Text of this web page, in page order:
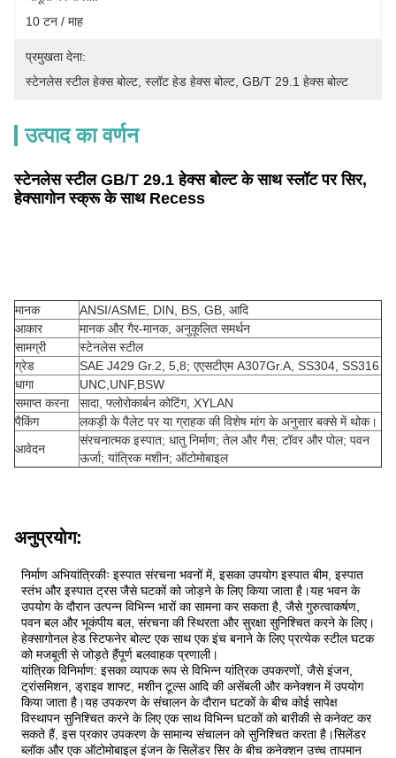
10 टन / माह
प्रमुखता देना:
स्टेनलेस स्टील हेक्स बोल्ट स्लॉट हेड हेक्स बोल्ट GB/T 29.1 हेक्स बोल्ट
उत्पाद का वर्णन
स्टेनलेस स्टील GB/T 29.1 हेक्स बोल्ट के साथ स्लॉट पर सिर,
हेक्सागोन स्क्रू के साथ Recess
मानक
ANSI/ASME, DIN, BS, GB, आदि
आकार
मानक और गैर-मानक, अनुकूलित समर्थन
सामग्री
स्टेनलेस स्टील
ग्रेड
SAE J429 Gr.2, 5,8; एएसटीएम A307Gr.A, SS304, SS316
धागा
UNC,UNF,BSW
समाप्त करना
सादा, फ्लोरोकार्बन कोटिंग, XYLAN
पैकिंग
लकड़ी के पैलेट पर या ग्राहक की विशेष मांग के अनुसार बक्से में थोक।
आवेदन
संरचनात्मक इस्पात; धातु निर्माण; तेल और गैस; टॉवर और पोल; पवन
ऊर्जा; यांत्रिक मशीन; ऑटोमोबाइल
अनुप्रयोग:
निर्माण अभियांत्रिकीः इस्पात संरचना भवनों में, इसका उपयोग इस्पात बीम, इस्पात
स्तंभ और इस्पात ट्रस जैसे घटकों को जोड़ने के लिए किया जाता है।यह भवन के
उपयोग के दौरान उत्पन्न विभिन्न भारों का सामना कर सकता है, जैसे गुरुत्वाकर्षण,
पवन बल और भूकंपीय बल, संरचना की स्थिरता और सुरक्षा सुनिश्चित करने के लिए।
हेक्सागोनल हेड स्टिफनेर बोल्ट एक साथ एक इंच बनाने के लिए प्रत्येक स्टील घटक
को मजबूती से जोड़ते हैंपूर्ण बलवाहक प्रणाली।
यांत्रिक विनिर्माण: इसका व्यापक रूप से विभिन्न यांत्रिक उपकरणों, जैसे इंजन,
ट्रांसमिशन, ड्राइव शाफ्ट, मशीन टूल्स आदि की असेंबली और कनेक्शन में उपयोग
किया जाता है।यह उपकरण के संचालन के दौरान घटकों के बीच कोई सापेक्ष
विस्थापन सुनिश्चित करने के लिए एक साथ विभिन्न घटकों को बारीकी से कनेक्ट कर
सकते हैं, इस प्रकार उपकरण के सामान्य संचालन को सुनिश्चित करता है।सिलेंडर
ब्लॉक और एक ऑटोमोबाइल इंजन के सिलेंडर सिर के बीच कनेक्शन उच्च तापमान